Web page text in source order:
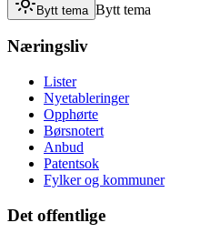
Bytt tema Bytt tema
Næringsliv
Lister
Nyetableringer
Opphørte
Børsnotert
Anbud
Patentsok
Fylker og kommuner
Det offentlige